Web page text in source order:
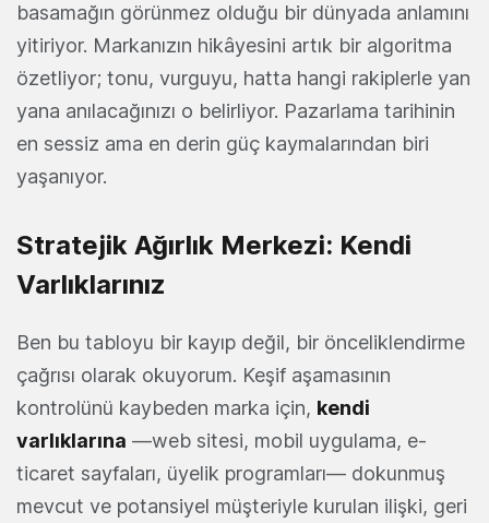
basamağın görünmez olduğu bir dünyada anlamını
yitiriyor. Markanızın hikâyesini artık bir algoritma
özetliyor; tonu, vurguyu, hatta hangi rakiplerle yan
yana anılacağınızı o belirliyor. Pazarlama tarihinin
en sessiz ama en derin güç kaymalarından biri
yaşanıyor.
Stratejik Ağırlık Merkezi: Kendi
Varlıklarınız
Ben bu tabloyu bir kayıp değil, bir önceliklendirme
çağrısı olarak okuyorum. Keşif aşamasının
kontrolünü kaybeden marka için, kendi
varlıklarına —web sitesi, mobil uygulama, e-
ticaret sayfaları, üyelik programları— dokunmuş
mevcut ve potansiyel müşteriyle kurulan ilişki, geri